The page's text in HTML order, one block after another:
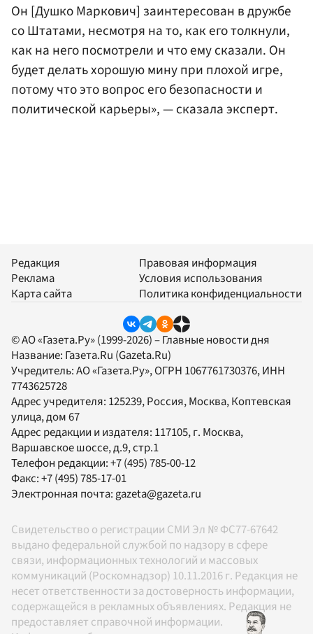
Он [Душко Маркович] заинтересован в дружбе
со Штатами, несмотря на то, как его толкнули,
как на него посмотрели и что ему сказали. Он
будет делать хорошую мину при плохой игре,
потому что это вопрос его безопасности и
политической карьеры», — сказала эксперт.
Редакция
Реклама
Карта сайта
Правовая информация
Условия использования
Политика конфиденциальности
© АО «Газета.Ру» (1999-2026) – Главные новости дня
Название: Газета.Ru (Gazeta.Ru)
Учредитель:АО «Газета.Ру», ОГРН 1067761730376, ИНН
7743625728
Адрес учредителя: 125239, Россия, Москва, Коптевская
улица, дом 67
Адрес редакции и издателя: 117105, г. Москва,
Варшавское шоссе, д.9, стр.1
Телефон редакции:+7 (495) 785-00-12
Факс:+7 (495) 785-17-01
Электронная почта:gazeta@gazeta.ru
Свидетельство о регистрации СМИ Эл № ФС77-67642
выдано федеральной службой по надзору в сфере
связи, информационных технологий и массовых
коммуникаций (Роскомнадзор) 10.11.2016 г. Редакция не
несет ответственности за достоверность информации,
содержащейся в рекламных объявлениях. Редакция не
предоставляет справочной информации.